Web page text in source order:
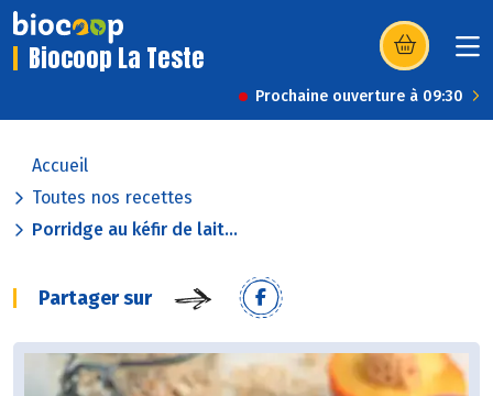
Biocoop La Teste (s’ouvre dans
Prochaine ouverture à 09:30
Accueil
Toutes nos recettes
Porridge au kéfir de lait...
Partager sur